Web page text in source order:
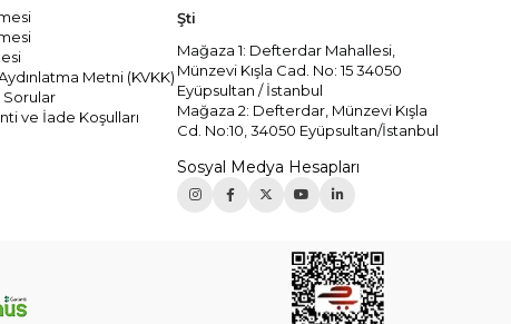
Metni (KVKK)
Sorular
ve İade Koşulları
Şti
Mağaza 1: Defterdar Mahallesi,
Münzevi Kışla Cad. No: 15 34050
Eyüpsultan / İstanbul
Mağaza 2: Defterdar, Münzevi Kışla
Cd. No:10, 34050 Eyüpsultan/İstanbul
Sosyal Medya Hesapları